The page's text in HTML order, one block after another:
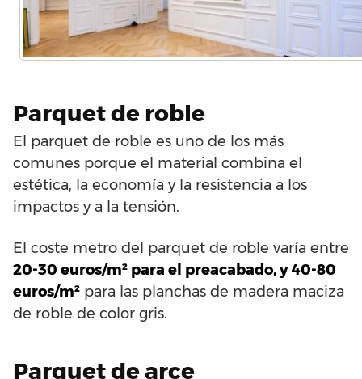
Parquet de roble
El parquet de roble es uno de los más
comunes porque el material combina el
estética, la economía y la resistencia a los
impactos y a la tensión.
El coste metro del parquet de roble varía entre
20-30 euros/m² para el preacabado, y 40-80
euros/m² para las planchas de madera maciza
de roble de color gris.
Parquet de arce